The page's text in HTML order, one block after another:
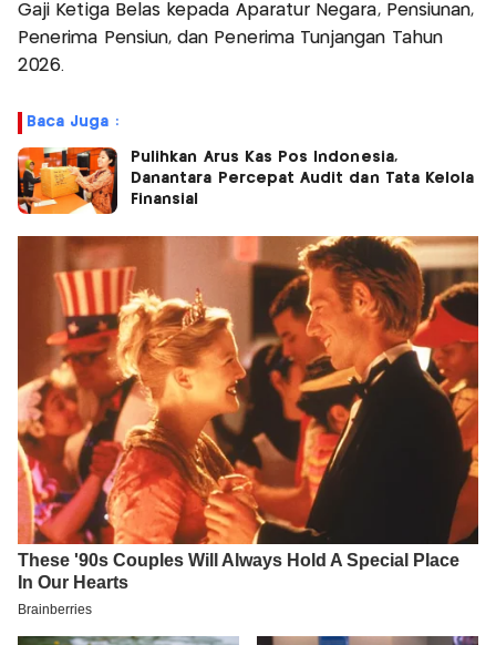
Gaji Ketiga Belas kepada Aparatur Negara, Pensiunan,
Penerima Pensiun, dan Penerima Tunjangan Tahun
2026.
Baca Juga :
Pulihkan Arus Kas Pos Indonesia,
Danantara Percepat Audit dan Tata Kelola
Finansial